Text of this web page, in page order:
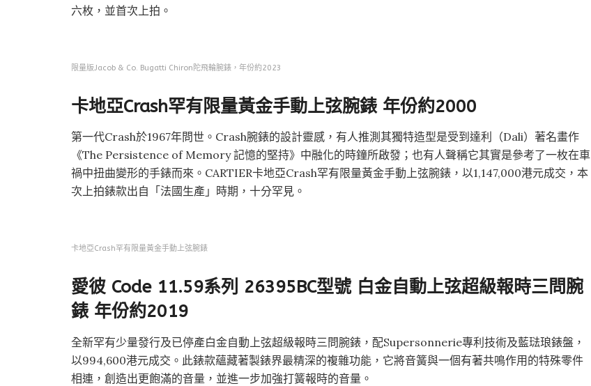
六枚，並首次上拍。
限量版Jacob & Co. Bugatti Chiron陀飛輪腕錶，年份約2023
卡地亞Crash罕有限量黃金手動上弦腕錶 年份約2000
第一代Crash於1967年問世。Crash腕錶的設計靈感，有人推測其獨特造型是受到達利（Dali）著名畫作
《The Persistence of Memory 記憶的堅持》中融化的時鐘所啟發；也有人聲稱它其實是參考了一枚在車
禍中扭曲變形的手錶而來。CARTIER卡地亞Crash罕有限量黃金手動上弦腕錶，以1,147,000港元成交，本
次上拍錶款出自「法國生產」時期，十分罕見。
卡地亞Crash罕有限量黃金手動上弦腕錶
愛彼 Code 11.59系列 26395BC型號 白金自動上弦超級報時三問腕
錶 年份約2019
全新罕有少量發行及已停產白金自動上弦超級報時三問腕錶，配Supersonnerie專利技術及藍琺琅錶盤，
以994,600港元成交。此錶款蘊藏著製錶界最精深的複雜功能，它將音簧與一個有著共鳴作用的特殊零件
相連，創造出更飽滿的音量，並進一步加強打簧報時的音量。